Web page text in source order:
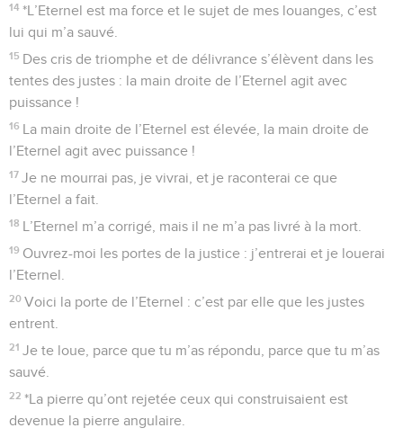
14 *L’Eternel est ma force et le sujet de mes louanges, c’est
lui qui m’a sauvé.
15 Des cris de triomphe et de délivrance s’élèvent dans les
tentes des justes : la main droite de l’Eternel agit avec
puissance !
16 La main droite de l’Eternel est élevée, la main droite de
l’Eternel agit avec puissance !
17 Je ne mourrai pas, je vivrai, et je raconterai ce que
l’Eternel a fait.
18 L’Eternel m’a corrigé, mais il ne m’a pas livré à la mort.
19 Ouvrez-moi les portes de la justice : j’entrerai et je louerai
l’Eternel.
20 Voici la porte de l’Eternel : c’est par elle que les justes
entrent.
21 Je te loue, parce que tu m’as répondu, parce que tu m’as
sauvé.
22 *La pierre qu’ont rejetée ceux qui construisaient est
devenue la pierre angulaire.